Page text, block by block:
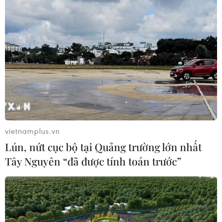
vietnamplus.vn
Lún, nứt cục bộ tại Quảng trường lớn nhất
Tây Nguyên “đã được tính toán trước”